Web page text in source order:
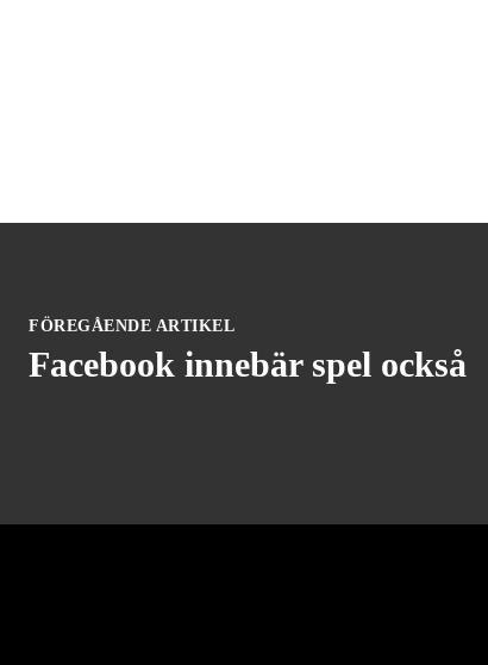
FÖREGÅENDE ARTIKEL
Facebook innebär spel också